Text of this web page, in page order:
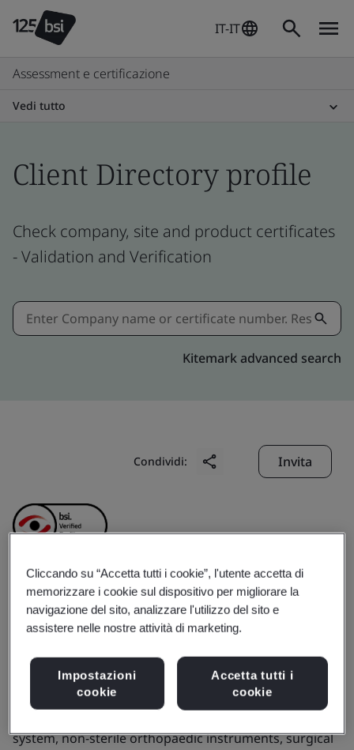
IT-IT
Assessment e certificazione
Vedi tutto
Client Directory profile
Check company, site and product certificates
- Validation and Verification
Kitemark advanced search
Condividi: Invita
Symmetry Medical
Malaysia Sdn. Bhd.
Business scope:Contract manufacturer of sterile
orthopaedics implant, sterile orthopaedic fixation
system, non-sterile orthopaedic instruments, surgical
Cliccando su “Accetta tutti i cookie”, l'utente accetta di
memorizzare i cookie sul dispositivo per migliorare la
navigazione del sito, analizzare l'utilizzo del sito e
assistere nelle nostre attività di marketing.
Impostazioni
cookie
Accetta tutti i
cookie